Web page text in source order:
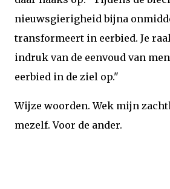
nieuwsgierigheid bijna
transformeert in eerbied. Je
indruk van de eenvoud van
eerbied in de ziel op."
Wijze woorden. Wek mijn
mezelf. Voor de ander.